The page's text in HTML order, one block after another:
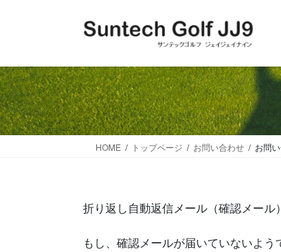
ツ
に
移
動
シ
ョ
ン
に
HOME トップページ お問い合わせ お問
折り返し自動返信メール（確認メール
もし、確認メールが届いていないよ